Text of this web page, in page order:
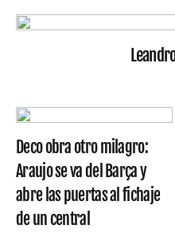
Deco obra otro milagro:
Araujo se va del Barça y
abre las puertas al fichaje
de un central